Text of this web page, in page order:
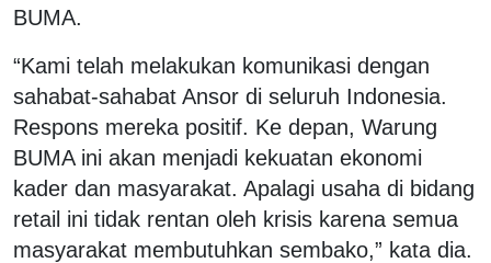
BUMA.
“Kami telah melakukan komunikasi dengan
sahabat-sahabat Ansor di seluruh Indonesia.
Respons mereka positif. Ke depan, Warung
BUMA ini akan menjadi kekuatan ekonomi
kader dan masyarakat. Apalagi usaha di bidang
retail ini tidak rentan oleh krisis karena semua
masyarakat membutuhkan sembako,” kata dia.